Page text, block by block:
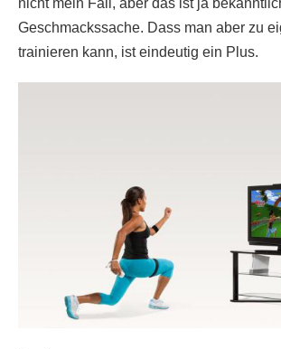
nicht mein Fall, aber das ist ja
Geschmackssache. Dass man aber zu
trainieren kann, ist eindeutig ein Plus.